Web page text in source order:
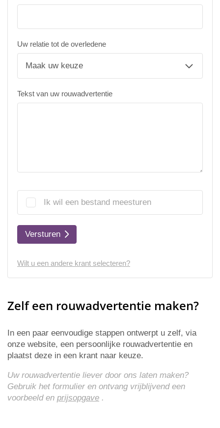
Uw relatie tot de overledene
Tekst van uw rouwadvertentie
Ik wil een bestand meesturen
Versturen
Wilt u een andere krant selecteren?
Zelf een rouwadvertentie maken?
In een paar eenvoudige stappen ontwerpt u zelf, via
onze website, een persoonlijke rouwadvertentie en
plaatst deze in een krant naar keuze.
Uw rouwadvertentie liever door ons laten maken?
Gebruik het formulier en ontvang vrijblijvend een
voorbeeld en prijsopgave .